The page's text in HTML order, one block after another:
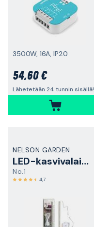
3500W, 16A, IP20
54,60 €
Lähetetään 24 tunnin sisällä!
NELSON GARDEN
LED-kasvivalaisin
No.1
4,7